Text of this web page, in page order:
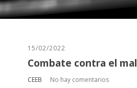
15/02/2022
Combate contra el mal
CEEB No hay comentarios